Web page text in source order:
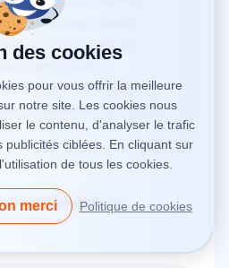
dépannage rapide.
sur tous types de
immédiat et
maintenant au 01 83
il intervenir en
des cookies
pour vous offrir la meilleure
notre site. Les cookies nous
le contenu, d'analyser le trafic
ciblées. En cliquant sur
de tous les cookies.
merci Politique de cookies